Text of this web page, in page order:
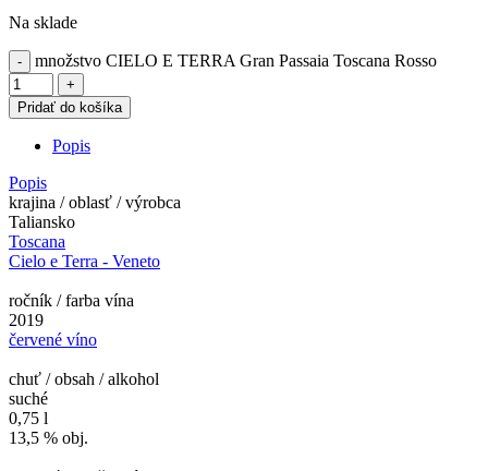
Na sklade
množstvo CIELO E TERRA Gran Passaia Toscana Rosso
Pridať do košíka
Popis
Popis
krajina / oblasť / výrobca
Taliansko
Toscana
Cielo e Terra - Veneto
ročník / farba vína
2019
červené víno
chuť / obsah / alkohol
suché
0,75 l
13,5 % obj.